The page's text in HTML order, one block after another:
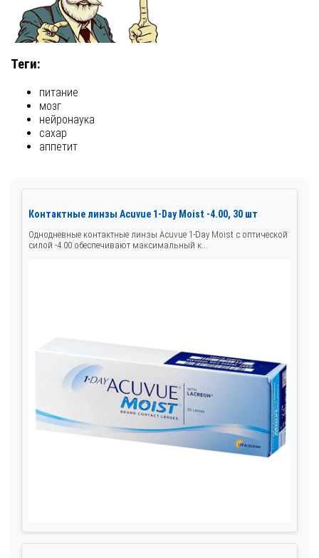
Теги:
питание
мозг
нейронаука
сахар
аппетит
Контактные линзы Acuvue 1-Day Moist -4.00, 30 шт
Однодневные контактные линзы Acuvue 1-Day Moist с оптической
силой -4.00 обеспечивают максимальный к...